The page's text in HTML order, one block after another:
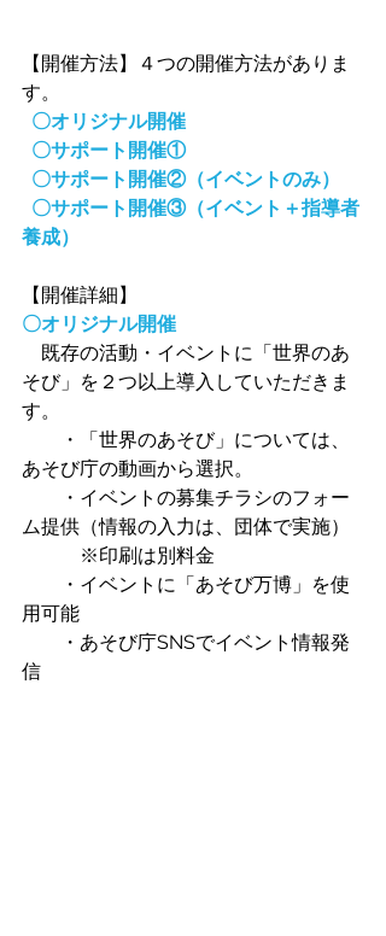
【開催方法】４つの開催方法がありま
す。
〇オリジナル開催
  〇サポート開催①
〇サポート開催②（イベントのみ）
〇サポート開催③（イベント＋指導者
養成）
【開催詳細】
〇オリジナル開催
既存の活動・イベントに「世界のあ
そび」を２つ以上導入していただきま
す。
・「世界のあそび」については、
あそび庁の動画から選択。
・イベントの募集チラシのフォー
ム提供（情報の入力は、団体で実施）
※印刷は別料金
・イベントに「あそび万博」を使
用可能
・あそび庁SNSでイベント情報発
信